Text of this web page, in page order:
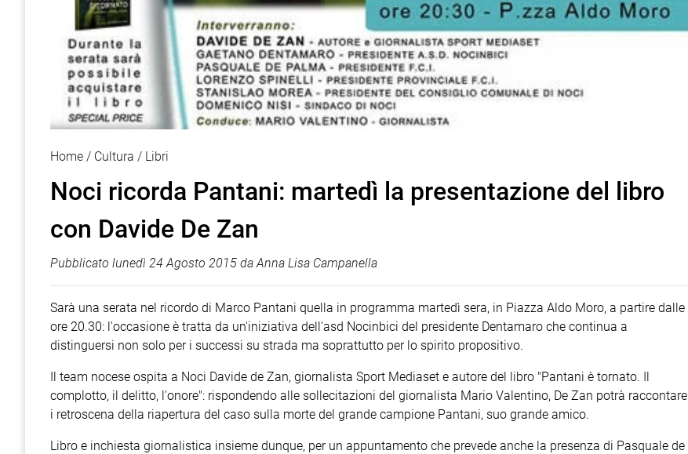
Home Cultura Libri
Noci ricorda Pantani: martedì la presentazione del libro
con Davide De Zan
Pubblicato lunedì 24 Agosto 2015 da Anna Lisa Campanella
Sarà una serata nel ricordo di Marco Pantani quella in programma martedì sera, in Piazza Aldo Moro, a partire dalle
ore 20.30: l'occasione è tratta da un'iniziativa dell'asd Nocinbici del presidente Dentamaro che continua a
distinguersi non solo per i successi su strada ma soprattutto per lo spirito propositivo.
Il team nocese ospita a Noci Davide de Zan, giornalista Sport Mediaset e autore del libro "Pantani è tornato. Il
complotto, il delitto, l'onore": rispondendo alle sollecitazioni del giornalista Mario Valentino, De Zan potrà raccontare
i retroscena della riapertura del caso sulla morte del grande campione Pantani, suo grande amico.
Libro e inchiesta giornalistica insieme dunque, per un appuntamento che prevede anche la presenza di Pasquale de